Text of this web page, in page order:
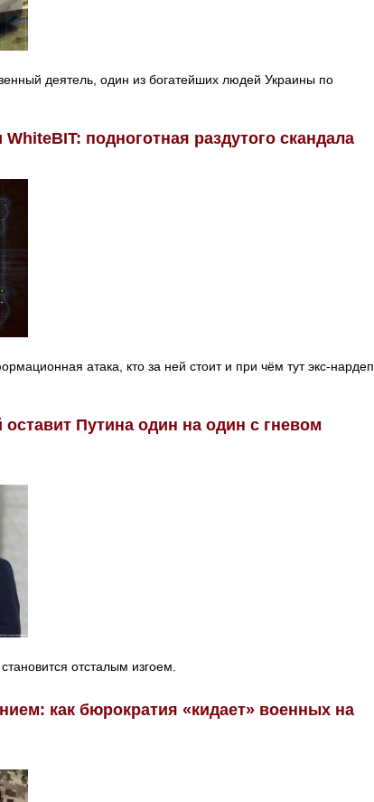
деятель, один из богатейших людей Украины по
подноготная раздутого скандала
атака, кто за ней стоит и при чём тут экс-нардеп
Путина один на один с гневом
отсталым изгоем.
как бюрократия «кидает» военных на